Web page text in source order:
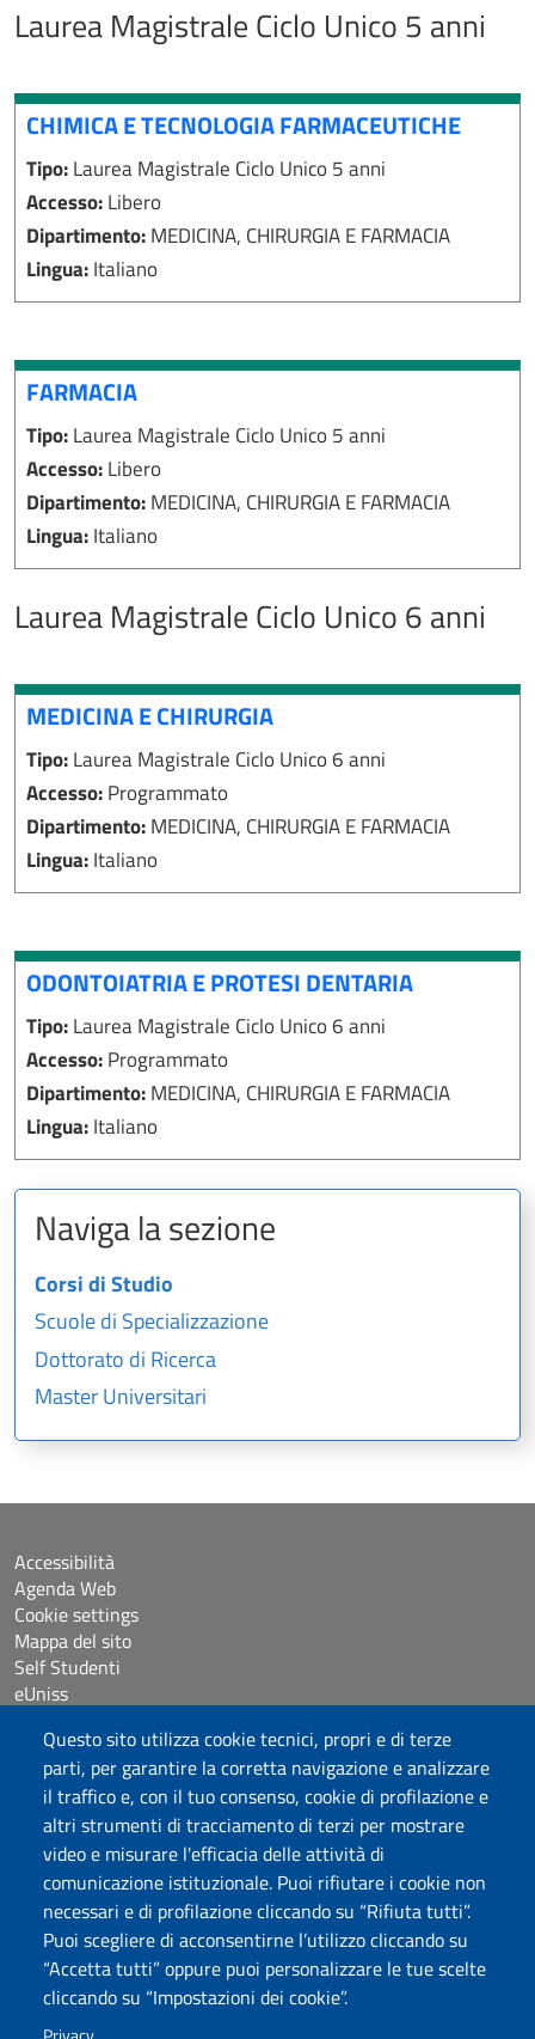
Questo sito utilizza cookie tecnici, propri e di terze
parti, per garantire la corretta navigazione e analizzare
il traffico e, con il tuo consenso, cookie di profilazione e
altri strumenti di tracciamento di terzi per mostrare
video e misurare l'efficacia delle attività di
comunicazione istituzionale. Puoi rifiutare i cookie non
necessari e di profilazione cliccando su “Rifiuta tutti”.
Puoi scegliere di acconsentirne l’utilizzo cliccando su
“Accetta tutti” oppure puoi personalizzare le tue scelte
cliccando su “Impostazioni dei cookie”.
Laurea Magistrale Ciclo Unico 5 anni
CHIMICA E TECNOLOGIA FARMACEUTICHE
Tipo:Laurea Magistrale Ciclo Unico 5 anni
Accesso:Libero
Dipartimento:MEDICINA, CHIRURGIA E FARMACIA
Lingua:Italiano
FARMACIA
Tipo:Laurea Magistrale Ciclo Unico 5 anni
Accesso:Libero
Dipartimento:MEDICINA, CHIRURGIA E FARMACIA
Lingua:Italiano
Laurea Magistrale Ciclo Unico 6 anni
MEDICINA E CHIRURGIA
Tipo:Laurea Magistrale Ciclo Unico 6 anni
Accesso:Programmato
Dipartimento:MEDICINA, CHIRURGIA E FARMACIA
Lingua:Italiano
ODONTOIATRIA E PROTESI DENTARIA
Tipo:Laurea Magistrale Ciclo Unico 6 anni
Accesso:Programmato
Dipartimento:MEDICINA, CHIRURGIA E FARMACIA
Lingua:Italiano
Naviga la sezione
Corsi di Studio
Scuole di Specializzazione
Dottorato di Ricerca
Master Universitari
Università degli Studi di Sassari
Dipartimento di Medicina, Chirurgia e Farmacia
Accessibilità
Agenda Web
Cookie settings
Mappa del sito
Self Studenti
eUniss
Assicurazione della Qualità
Bandi
Dichiarazione di accessibilità
Posta elettronica @uniss.it
Protocollo
Seguici su